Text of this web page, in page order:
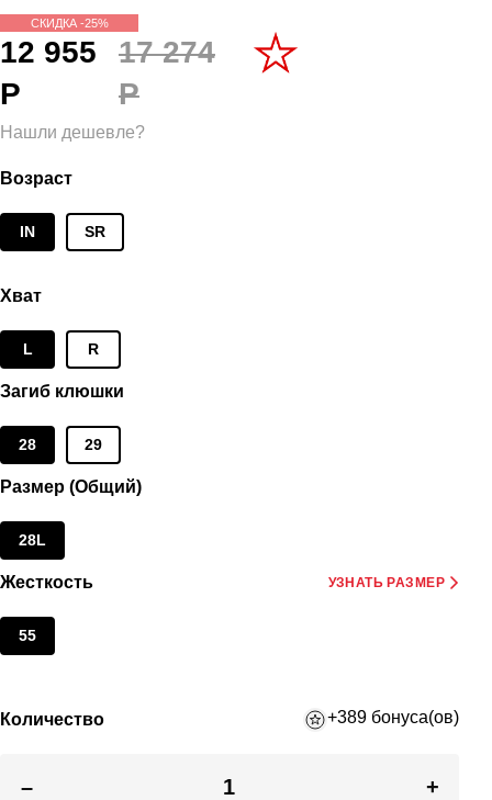
СКИДКА -25%
12 955
Р
17 274
Р
Нашли дешевле?
Возраст
IN SR
Хват
L R
Загиб клюшки
28 29
Размер (Общий)
28L
Жесткость УЗНАТЬ РАЗМЕР
55
Количество +389 бонуса(ов)
– +